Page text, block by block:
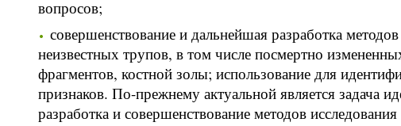
вопросов;
совершенствование и дальнейшая разработка
неизвестных трупов, в том числе посмертно
фрагментов, костной золы; использование для
признаков. По-прежнему актуальной является задача
разработка и совершенствование методов